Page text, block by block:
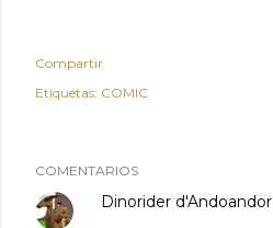
Compartir
Etiquetas: COMIC
COMENTARIOS
Dinorider d'Andoandor